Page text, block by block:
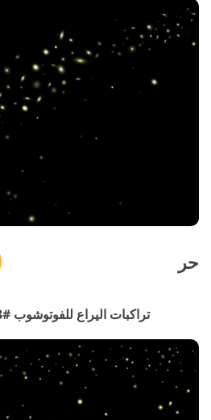
حر
تراكبات اليراع للفوتوشوب #23 "Contingent Ways"